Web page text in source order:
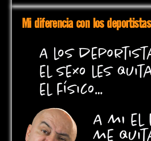
Mi diferencia con los deportistas